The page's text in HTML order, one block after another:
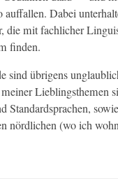
auf­fall­en. Dabei
die mit fach­lich­er
finden.
sind übri­gens
Lieblings­the­men
Stan­dard­sprachen,
nördlichen (wo ich